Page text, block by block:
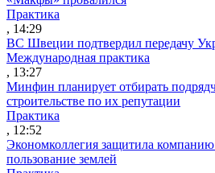
Практика
, 14:29
ВС Швеции подтвердил передачу
Международная практика
, 13:27
Минфин планирует отбирать
строительстве по их репутации
Практика
, 12:52
Экономколлегия защитила компанию
пользование землей